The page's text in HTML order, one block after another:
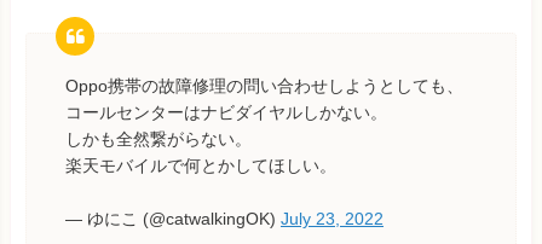
Oppo携帯の故障修理の問い合わせしようとしても、
コールセンターはナビダイヤルしかない。
しかも全然繋がらない。
楽天モバイルで何とかしてほしい。
— ゆにこ (@catwalkingOK) July 23, 2022